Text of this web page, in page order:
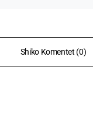
Shiko Komentet (0)